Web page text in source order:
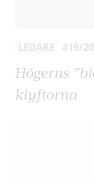
LEDARE #19/
Högerns
klyftorna